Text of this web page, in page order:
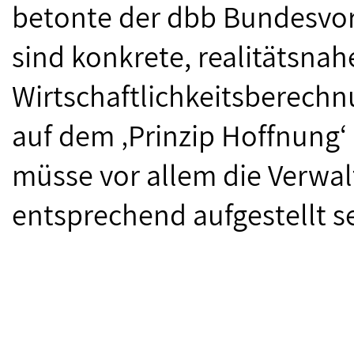
betonte der dbb
sind konkrete,
auf dem ‚Prinzip
müsse vor allem die
entsprechend aufgestellt